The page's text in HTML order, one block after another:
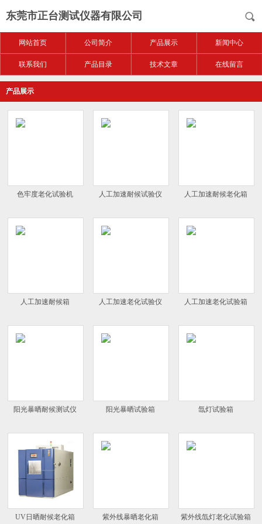
东莞市正台测试仪器有限公司
网站首页 公司简介 产品展示 新闻中心
联系我们 产品目录 技术文章 在线留言
产品展示
色牢度老化试验机 人工加速耐候试验仪 人工加速耐候老化箱
人工加速耐候箱 人工加速老化试验仪 人工加速老化试验箱
阳光暴晒耐候测试仪 阳光暴晒试验箱 氙灯试验箱
UV日晒耐候老化箱 紫外线暴晒老化箱 紫外线氙灯老化试验箱